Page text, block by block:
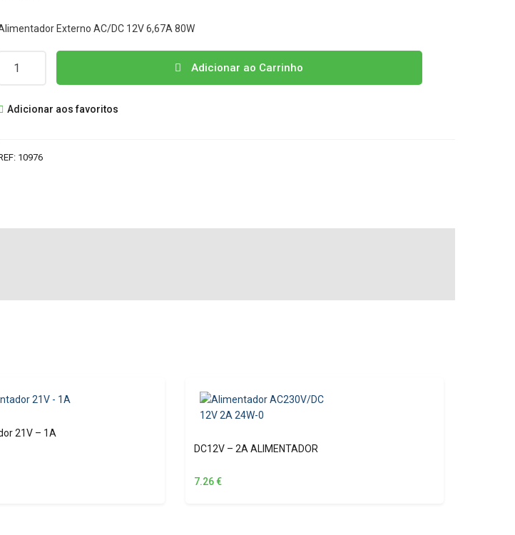
Externo AC/DC 12V 6,67A 80W
Adicionar ao Carrinho
Adicionar aos favoritos
10976
21V – 1A
DC12V – 2A ALIMENTADOR
7.26€